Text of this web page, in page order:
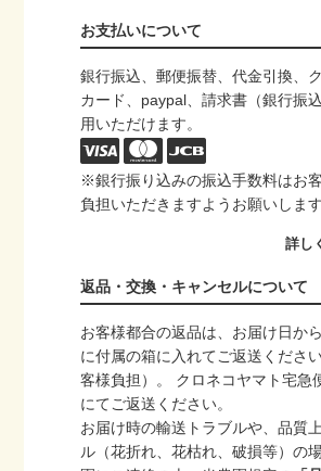
お支払いについて
銀行振込、郵便振替、代金引換、
カード、paypal、請求書（銀行振
用いただけます。
※銀行振り込みの振込手数料はお
負担いただきますようお願いします
詳し
返品・交換・キャンセルについて
お客様都合の返品は、お届け日か
に付属の箱に入れてご返送くださ
客様負担）。 クロネコヤマト宅急
にてご返送ください。
お届け時の輸送トラブルや、品質
ル（花折れ、花枯れ、破損等）の